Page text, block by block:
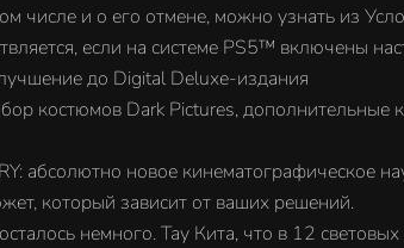
числе и о его отмене, можно узнать из
если на системе PS5™ включены
до Digital Deluxe-издания
костюмов Dark Pictures,
абсолютно новое кинематографическое
который зависит от ваших решений.
немного. Тау Кита, что в 12